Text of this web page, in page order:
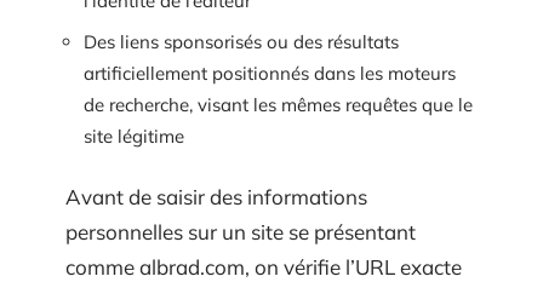
Des liens sponsorisés ou des résultats
artificiellement positionnés dans les moteurs
de recherche, visant les mêmes requêtes que le
site légitime
Avant de saisir des informations
personnelles sur un site se présentant
comme albrad.com, on vérifie l’URL exacte